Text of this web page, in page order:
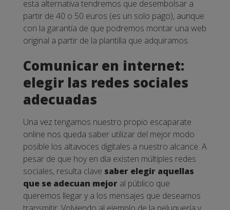
esta alternativa tendremos que desembolsar a
partir de 40 o 50 euros (es un solo pago), aunque
con la garantía de que podremos montar una web
original a partir de la plantilla que adquiramos.
Comunicar en internet:
elegir las redes sociales
adecuadas
Una vez tengamos nuestro propio escaparate
online nos queda saber utilizar del mejor modo
posible los altavoces digitales a nuestro alcance. A
pesar de que hoy en día existen múltiples redes
sociales, resulta clave saber elegir aquellas
que se adecuan mejor al público que
queremos llegar y a los mensajes que deseamos